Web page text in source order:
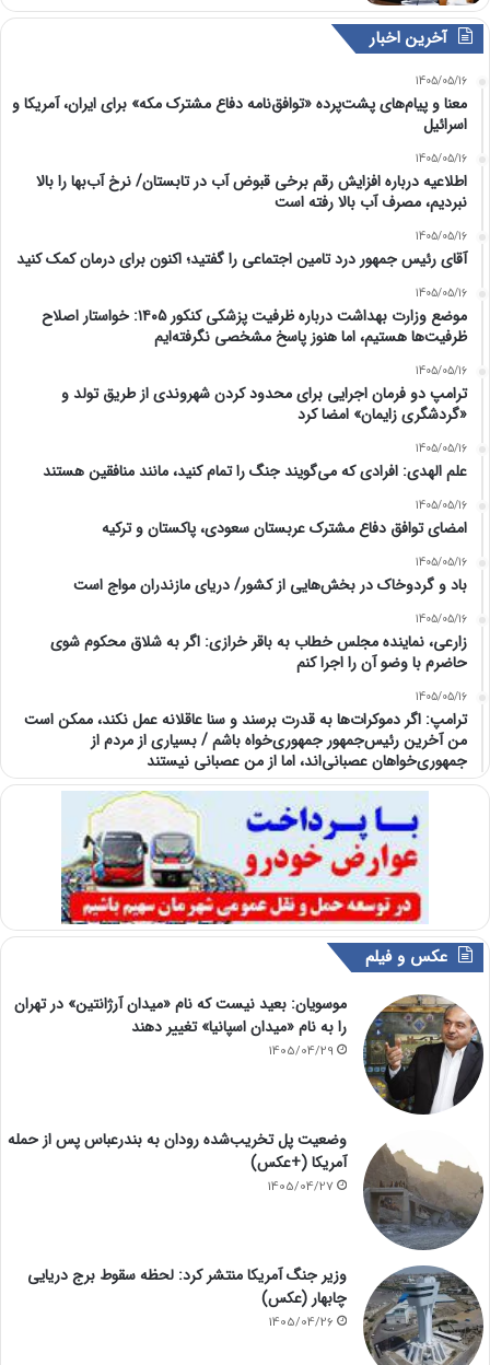
آخرین اخبار
1405/05/16
معنا و پیام‌های پشت‌پرده «توافق‌نامه دفاع مشترک مکه» برای ایران، آمریکا و
اسرائیل
1405/05/16
اطلاعیه درباره افزایش رقم برخی قبوض آب در تابستان/ نرخ آب‌بها را بالا
نبردیم، مصرف آب بالا رفته است
1405/05/16
آقای رئیس جمهور درد تامین اجتماعی را گفتید؛ اکنون برای درمان کمک کنید
1405/05/16
موضع وزارت بهداشت درباره ظرفیت پزشکی کنکور ۱۴۰۵: خواستار اصلاح
ظرفیت‌ها هستیم، اما هنوز پاسخ مشخصی نگرفته‌ایم
1405/05/16
ترامپ دو فرمان اجرایی برای محدود کردن شهروندی از طریق تولد و
«گردشگری زایمان» امضا کرد
1405/05/16
علم الهدی: افرادی که می‌گویند جنگ را تمام کنید، مانند منافقین هستند
1405/05/16
امضای توافق دفاع مشترک عربستان سعودی، پاکستان و ترکیه
1405/05/16
باد و گردوخاک در بخش‌هایی از کشور/ دریای مازندران مواج است
1405/05/16
زارعی، نماینده مجلس خطاب به باقر خرازی: اگر به شلاق محکوم شوی
حاضرم با وضو آن را اجرا کنم
1405/05/16
ترامپ: اگر دموکرات‌ها به قدرت برسند و سنا عاقلانه عمل نکند، ممکن است
من آخرین رئیس‌جمهور جمهوری‌خواه باشم / بسیاری از مردم از
جمهوری‌خواهان عصبانی‌اند، اما از من عصبانی نیستند
عکس و فیلم
موسویان: بعید نیست که نام «میدان آرژانتین» در تهران
را به نام «میدان اسپانیا» تغییر دهند
1405/04/29
وضعیت پل تخریب‌شده رودان به بندرعباس پس از حمله
آمریکا (+عکس)
1405/04/27
وزیر جنگ آمریکا منتشر کرد: لحظه سقوط برج دریایی
چابهار (عکس)
1405/04/26